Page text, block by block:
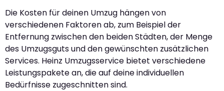
Die Kosten für deinen Umzug hängen von
verschiedenen Faktoren ab, zum Beispiel der
Entfernung zwischen den beiden Städten, der Menge
des Umzugsguts und den gewünschten zusätzlichen
Services. Heinz Umzugsservice bietet verschiedene
Leistungspakete an, die auf deine individuellen
Bedürfnisse zugeschnitten sind.